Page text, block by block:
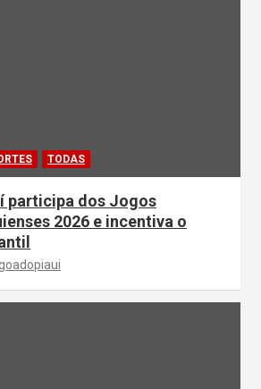
TODAS
participa dos Jogos
2026 e incentiva o